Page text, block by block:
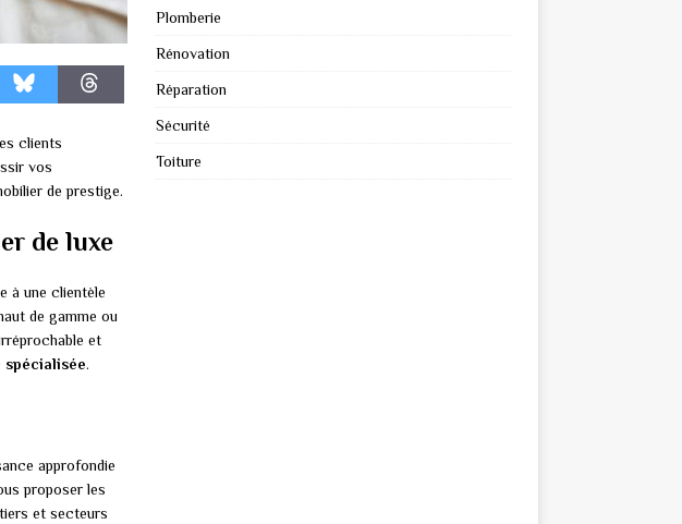
clients
vos
de prestige.
de luxe
à une clientèle
de gamme ou
et
spécialisée.
approfondie
proposer les
et secteurs
Plomberie
Rénovation
Réparation
Sécurité
Toiture